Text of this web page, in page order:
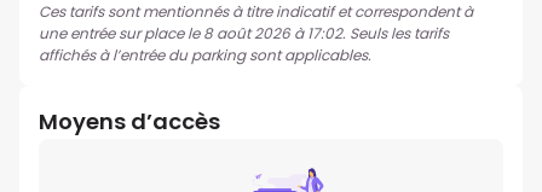
Ces tarifs sont mentionnés à titre indicatif et correspondent à
une entrée sur place le 8 août 2026 à 17:02. Seuls les tarifs
affichés à l’entrée du parking sont applicables.
Moyens d’accès